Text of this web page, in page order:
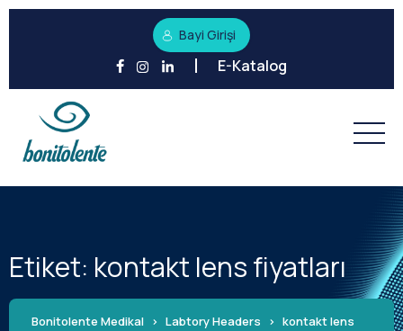
Bayi Girişi
E-Katalog
Etiket: kontakt lens fiyatları
Bonitolente Medikal > Labtory Headers > kontakt lens